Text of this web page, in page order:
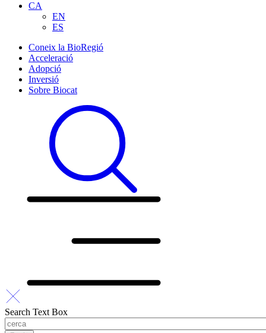
CA
EN
ES
Coneix la BioRegió
Acceleració
Adopció
Inversió
Sobre Biocat
Search Text Box